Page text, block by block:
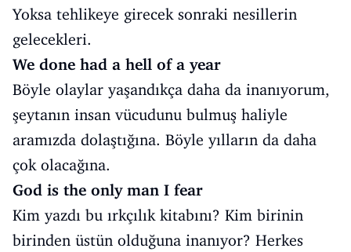
Yoksa tehlikeye girecek sonraki nesillerin
gelecekleri.
We done had a hell of a year
Böyle olaylar yaşandıkça daha da inanıyorum,
şeytanın insan vücudunu bulmuş haliyle
aramızda dolaştığına. Böyle yılların da daha
çok olacağına.
God is the only man I fear
Kim yazdı bu ırkçılık kitabını? Kim birinin
birinden üstün olduğuna inanıyor? Herkes